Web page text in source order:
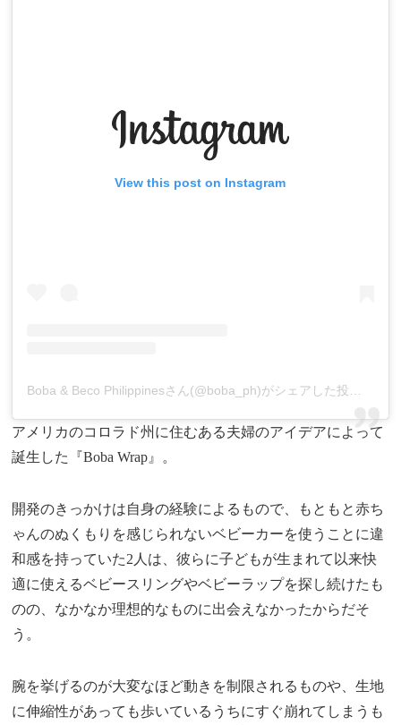
View this post on Instagram
アメリカのコロラド州に住むある夫婦のアイデアによって
誕生した『Boba Wrap』。
開発のきっかけは自身の経験によるもので、もともと赤ち
ゃんのぬくもりを感じられないベビーカーを使うことに違
和感を持っていた2人は、彼らに子どもが生まれて以来快
適に使えるベビースリングやベビーラップを探し続けたも
のの、なかなか理想的なものに出会えなかったからだそ
う。
腕を挙げるのが大変なほど動きを制限されるものや、生地
に伸縮性があっても歩いているうちにすぐ崩れてしまうも